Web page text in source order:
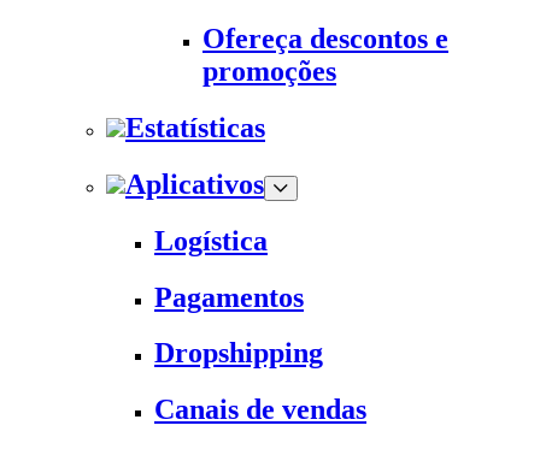
Ofereça descontos e
promoções
Estatísticas
Aplicativos
Logística
Pagamentos
Dropshipping
Canais de vendas